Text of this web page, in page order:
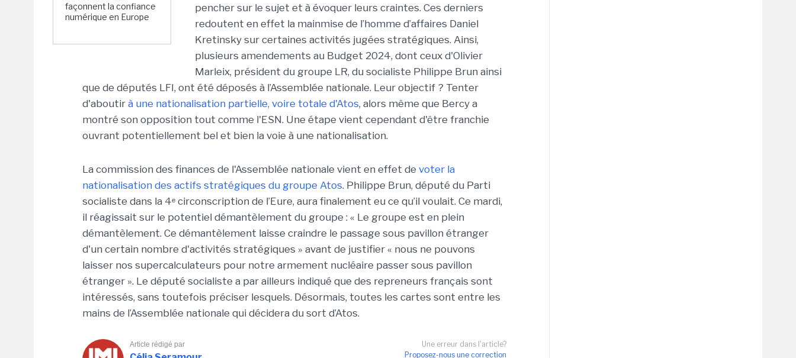
façonnent la confiance
numérique en Europe
pencher sur le sujet et à évoquer leurs craintes. Ces derniers
redoutent en effet la mainmise de l’homme d’affaires Daniel
Kretinsky sur certaines activités jugées stratégiques. Ainsi,
plusieurs amendements au Budget 2024, dont ceux d'Olivier
Marleix, président du groupe LR, du socialiste Philippe Brun ainsi
que de députés LFI, ont été déposés à l’Assemblée nationale. Leur objectif ? Tenter
d'aboutir à une nationalisation partielle, voire totale d'Atos, alors même que Bercy a
montré son opposition tout comme l'ESN. Une étape vient cependant d'être franchie
ouvrant potentiellement bel et bien la voie à une nationalisation.
La commission des finances de l'Assemblée nationale vient en effet de voter la
nationalisation des actifs stratégiques du groupe Atos. Philippe Brun, député du Parti
socialiste dans la 4ᵉ circonscription de l’Eure, aura finalement eu ce qu’il voulait. Ce mardi,
il réagissait sur le potentiel démantèlement du groupe : « Le groupe est en plein
démantèlement. Ce démantèlement laisse craindre le passage sous pavillon étranger
d'un certain nombre d'activités stratégiques » avant de justifier « nous ne pouvons
laisser nos supercalculateurs pour notre armement nucléaire passer sous pavillon
étranger ». Le député socialiste a par ailleurs indiqué que des repreneurs français sont
intéressés, sans toutefois préciser lesquels. Désormais, toutes les cartes sont entre les
mains de l’Assemblée nationale qui décidera du sort d’Atos.
Une erreur dans l'article?
Proposez-nous une correction
Article rédigé par